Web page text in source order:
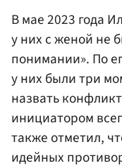
В мае 2023 года
у них с женой не
понимании». По
у них были три
назвать
инициатором
также отметил,
идейных